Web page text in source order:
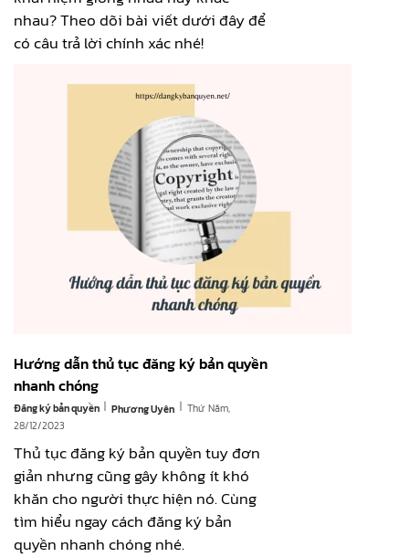
nhau? Theo dõi bài viết dưới đây để
có câu trả lời chính xác nhé!
Hướng dẫn thủ tục đăng ký bản quyền
nhanh chóng
Đăng ký bản quyền | Phương Uyên | Thứ Năm,
28/12/2023
Thủ tục đăng ký bản quyền tuy đơn
giản nhưng cũng gây không ít khó
khăn cho người thực hiện nó. Cùng
tìm hiểu ngay cách đăng ký bản
quyền nhanh chóng nhé.